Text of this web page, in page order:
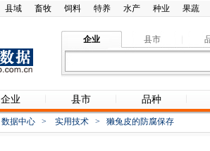
县域 畜牧 饲料 特养 水产 种业 果蔬
企业 县市
企业 县市 品种
数据中心 > 实用技术 > 獭兔皮的防腐保存